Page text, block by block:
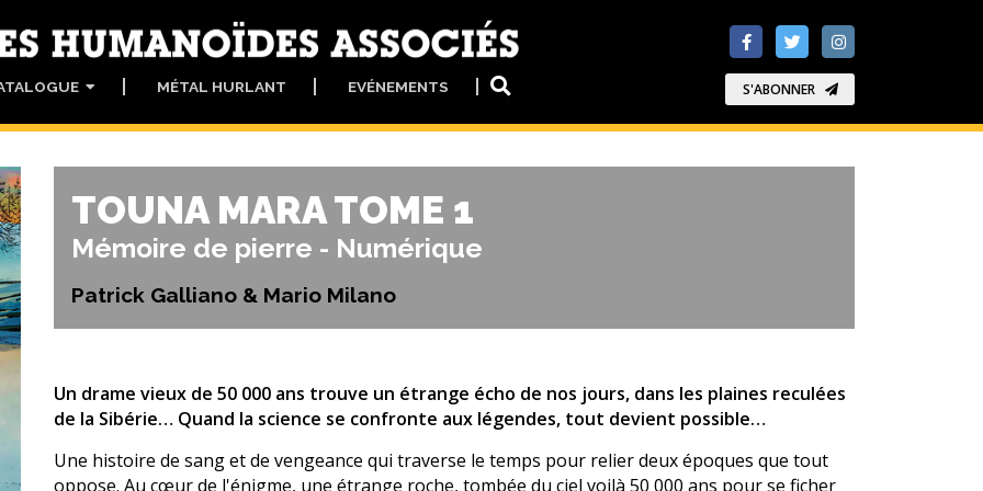
S'ABONNER
MÉTAL HURLANT EVÉNEMENTS
TOUNA MARA TOME 1
Mémoire de pierre - Numérique
Patrick Galliano & Mario Milano
Un drame vieux de 50 000 ans trouve un étrange écho de nos jours, dans les plaines reculées
de la Sibérie… Quand la science se confronte aux légendes, tout devient possible…
Une histoire de sang et de vengeance qui traverse le temps pour relier deux époques que tout
oppose. Au cœur de l'énigme, une étrange roche, tombée du ciel voilà 50 000 ans pour se ficher